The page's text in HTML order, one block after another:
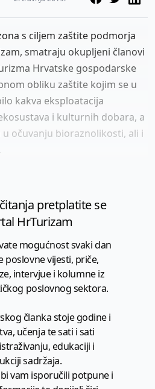
s ciljem zaštite podmorja
smatraju okupljeni članovi
Hrvatske gospodarske
obliku zaštite kojim se u
kakva eksploatacija
i kulturnih dobara, a
očuvanju bioraznolikosti, ali i
pretplatite se
HrTurizam
mogućnost svaki dan
poslovne vijesti, priče,
intervjue i kolumne iz
poslovnog sektora.
članka stoje godine i
učenja te sati i sati
edukaciji i
sadržaja.
vam isporučili potpune i